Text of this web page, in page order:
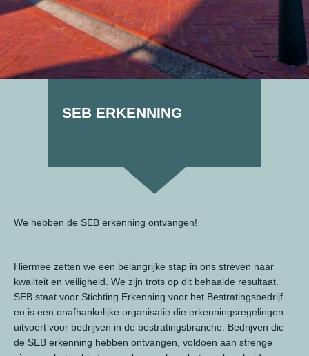
SEB ERKENNING
We hebben de SEB erkenning ontvangen!
Hiermee zetten we een belangrijke stap in ons streven naar
kwaliteit en veiligheid. We zijn trots op dit behaalde resultaat.
SEB staat voor Stichting Erkenning voor het Bestratingsbedrijf
en is een onafhankelijke organisatie die erkenningsregelingen
uitvoert voor bedrijven in de bestratingsbranche. Bedrijven die
de SEB erkenning hebben ontvangen, voldoen aan strenge